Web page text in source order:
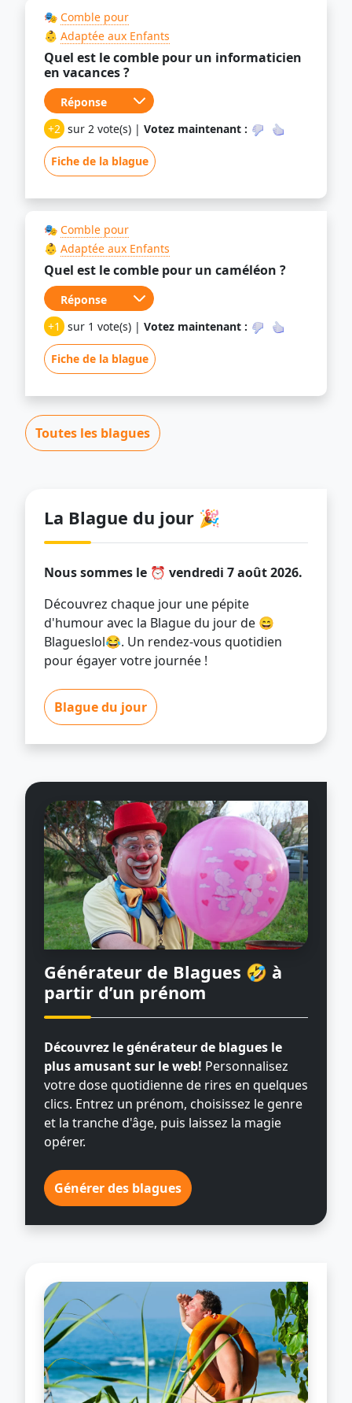
🎭 Comble pour
👶 Adaptée aux Enfants
Quel est le comble pour un informaticien
en vacances ?
+2 sur 2 vote(s) | Votez maintenant :
Fiche de la blague
🎭 Comble pour
👶 Adaptée aux Enfants
Quel est le comble pour un caméléon ?
+1 sur 1 vote(s) | Votez maintenant :
Fiche de la blague
Toutes les blagues
La Blague du jour 🎉
Nous sommes le ⏰ vendredi 7 août 2026.
Découvrez chaque jour une pépite
d'humour avec la Blague du jour de 😄
Blagueslol😂. Un rendez-vous quotidien
pour égayer votre journée !
Blague du jour
Générateur de Blagues 🤣 à
partir d’un prénom
Découvrez le générateur de blagues le
plus amusant sur le web! Personnalisez
votre dose quotidienne de rires en quelques
clics. Entrez un prénom, choisissez le genre
et la tranche d'âge, puis laissez la magie
opérer.
Générer des blagues